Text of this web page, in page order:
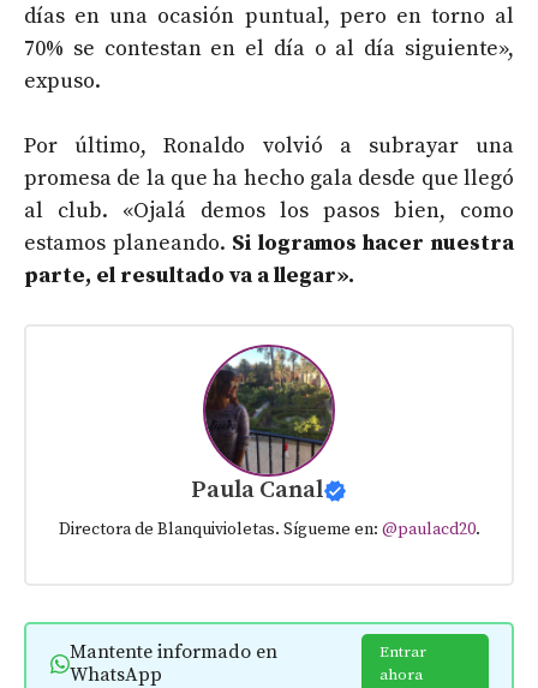
días en una ocasión puntual, pero en torno al
70% se contestan en el día o al día siguiente»,
expuso.
Por último, Ronaldo volvió a subrayar una
promesa de la que ha hecho gala desde que llegó
al club. «Ojalá demos los pasos bien, como
estamos planeando. Si logramos hacer nuestra
parte, el resultado va a llegar».
Paula Canal
Directora de Blanquivioletas. Sígueme en: @paulacd20.
Mantente informado en
WhatsApp
Entrar
ahora